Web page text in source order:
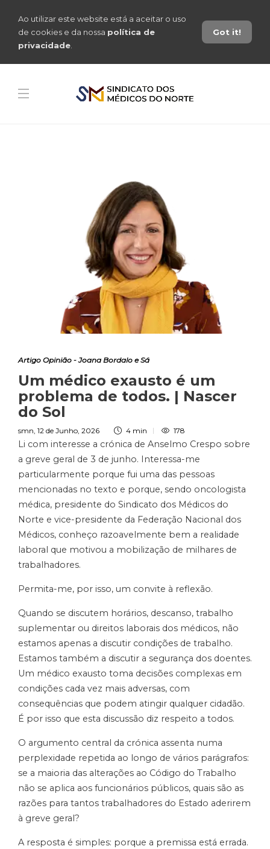
Ao utilizar este website está a aceitar o uso
de cookies e da nossa política de
privacidade
Got it!
Artigo Opinião - Joana Bordalo e Sá
Um médico exausto é um
problema de todos. | Nascer
do Sol
smn, 12 de Junho, 2026 4 min 178
Li com interesse a crónica de Anselmo Crespo sobre
a greve geral de 3 de junho. Interessa-me
particularmente porque fui uma das pessoas
mencionadas no texto e porque, sendo oncologista
médica, presidente do Sindicato dos Médicos do
Norte e vice-presidente da Federação Nacional dos
Médicos, conheço razoavelmente bem a realidade
laboral que motivou a mobilização de milhares de
trabalhadores.
Permita-me, por isso, um convite à reflexão.
Quando se discutem horários, descanso, trabalho
suplementar ou direitos laborais dos médicos, não
estamos apenas a discutir condições de trabalho.
Estamos também a discutir a segurança dos doentes.
Um médico exausto toma decisões complexas em
condições cada vez mais adversas, com
consequências que podem atingir qualquer cidadão.
É por isso que esta discussão diz respeito a todos.
O argumento central da crónica assenta numa
perplexidade repetida ao longo de vários parágrafos:
se a maioria das alterações ao Código do Trabalho
não se aplica aos funcionários públicos, quais são as
razões para tantos trabalhadores do Estado aderirem
à greve geral?
A resposta é simples: porque a premissa está errada.